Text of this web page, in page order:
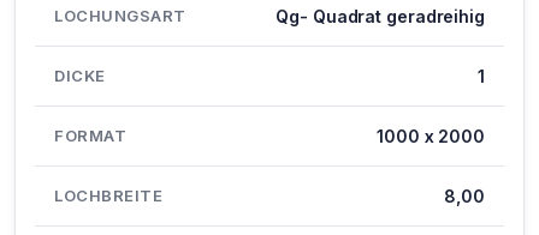
LOCHUNGSART Qg- Quadrat geradreihig
DICKE 1
FORMAT 1000 x 2000
LOCHBREITE 8,00